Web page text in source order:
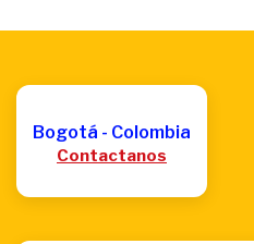
Bogotá - Colombia
Contactanos